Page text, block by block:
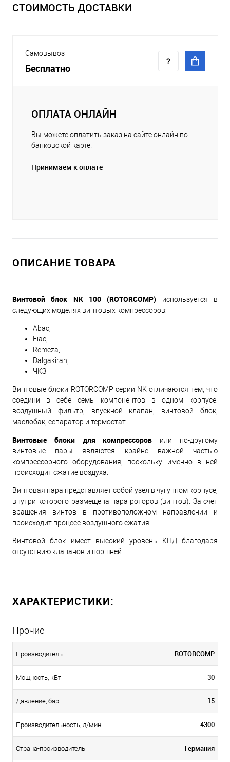
СТОИМОСТЬ ДОСТАВКИ
Самовывоз
Бесплатно
ОПЛАТА ОНЛАЙН
Вы можете оплатить заказ на сайте онлайн по
банковской карте!
Принимаем к оплате
ОПИСАНИЕ ТОВАРА
Винтовой блок NK 100 (ROTORCOMP) используется в
следующих моделях винтовых компрессоров:
Abac,
Fiac,
Remeza,
Dalgakiran,
ЧКЗ
Винтовые блоки ROTORCOMP серии NK отличаются тем, что
соедини в себе семь компонентов в одном корпусе:
воздушный фильтр, впускной клапан, винтовой блок,
маслобак, сепаратор и термостат.
Винтовые блоки для компрессоров или по-другому
винтовые пары являются крайне важной частью
компрессорного оборудования, поскольку именно в ней
происходит сжатие воздуха.
Винтовая пара представляет собой узел в чугунном корпусе,
внутри которого размещена пара роторов (винтов). За счет
вращения винтов в противоположном направлении и
происходит процесс воздушного сжатия.
Винтовой блок имеет высокий уровень КПД благодаря
отсутствию клапанов и поршней.
ХАРАКТЕРИСТИКИ:
Прочие
Производитель ROTORCOMP
Мощность, кВт 30
Давление, бар 15
Производительность, л/мин 4300
Страна-производитель Германия